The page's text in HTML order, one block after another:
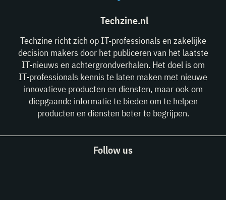
Techzine.nl
Techzine richt zich op IT-professionals en zakelijke
decision makers door het publiceren van het laatste
IT-nieuws en achtergrondverhalen. Het doel is om
IT-professionals kennis te laten maken met nieuwe
innovatieve producten en diensten, maar ook om
diepgaande informatie te bieden om te helpen
producten en diensten beter te begrijpen.
Follow us